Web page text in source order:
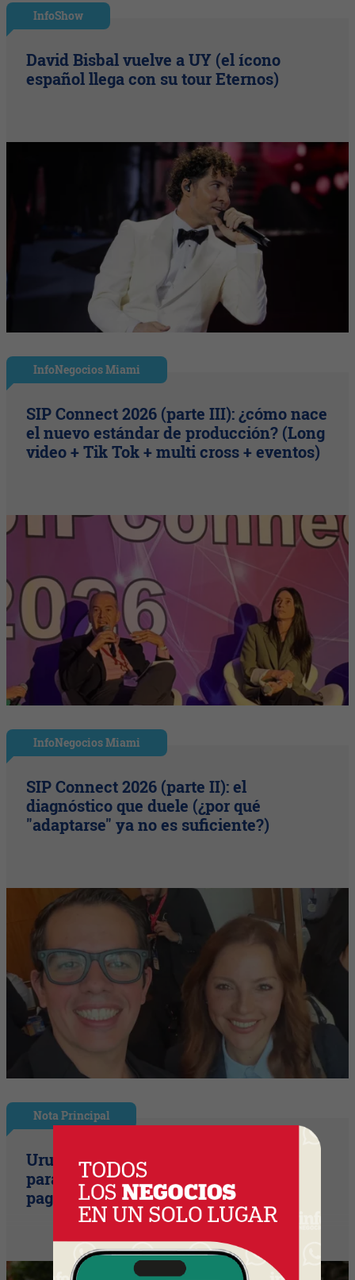
InfoShow
David Bisbal vuelve a UY (el ícono
español llega con su tour Eternos)
InfoNegocios Miami
SIP Connect 2026 (parte III): ¿cómo nace
el nuevo estándar de producción? (Long
video + Tik Tok + multi cross + eventos)
InfoNegocios Miami
SIP Connect 2026 (parte II): el
diagnóstico que duele (¿por qué
"adaptarse" ya no es suficiente?)
Nota Principal
Uruguay empieza a discutir las reglas
para una movilidad autónoma (¿Quién
paga si el auto sin conductor choca?)